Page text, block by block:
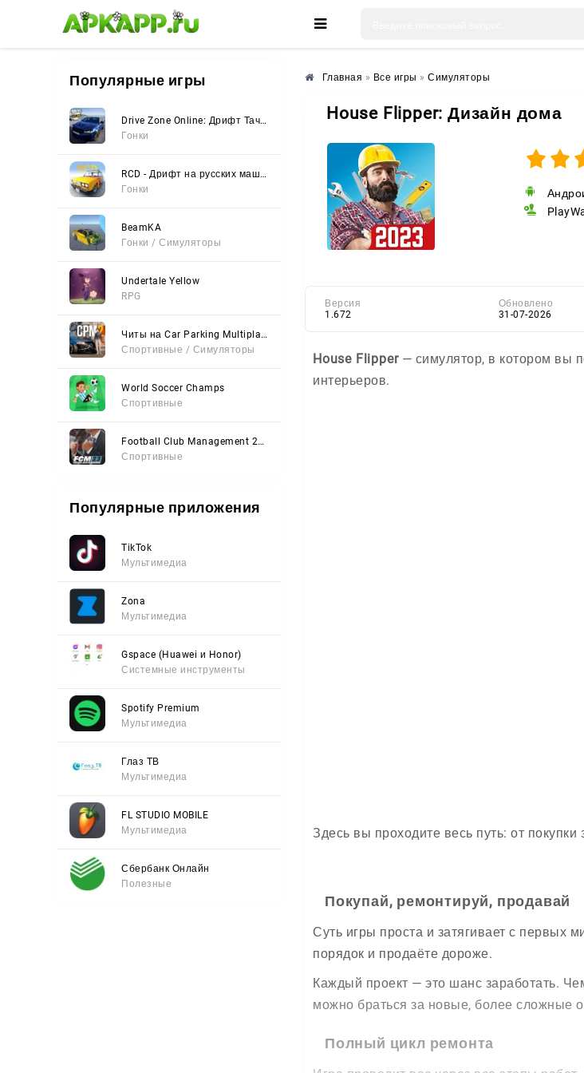
🌸 🌼 🌺
Популярные игры
Drive Zone Online: Дрифт Тачки
Гонки
RCD - Дрифт на русских машинах
Гонки
BeamKA
Гонки / Симуляторы
Undertale Yellow
RPG
Читы на Car Parking Multiplayer 2 (Все открыто, Мод-Меню)
Спортивные / Симуляторы
World Soccer Champs
Спортивные
Football Club Management 2023
Спортивные
Популярные приложения
TikTok
Мультимедиа
Zona
Мультимедиа
Gspace (Huawei и Honor)
Системные инструменты
Spotify Premium
Мультимедиа
Глаз ТВ
Мультимедиа
FL STUDIO MOBILE
Мультимедиа
Сбербанк Онлайн
Полезные
Главная » Все игры » Симуляторы
House Flipper: Дизайн дома
Версия
1.672
Обновлено
31-07-2026
House Flipper— симулятор, в котором вы
интерьеров.
Здесь вы проходите весь путь: от
Покупай, ремонтируй, продавай
Суть игры проста и затягивает с первых
порядок и продаёте дороже.
Каждый проект — это шанс заработать.
можно браться за новые, более сложные
Полный цикл ремонта